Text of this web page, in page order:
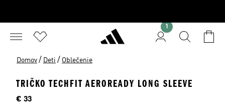
1
Domov / Deti / Oblečenie
TRIČKO TECHFIT AEROREADY LONG SLEEVE
Cena
€ 33